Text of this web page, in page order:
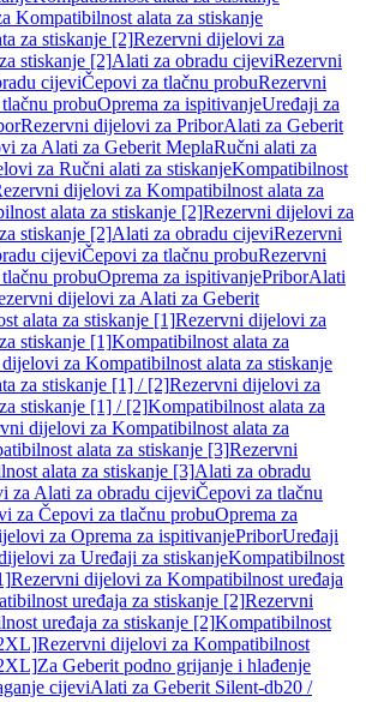
Kompatibilnost alata za stiskanje
za stiskanje [2]Rezervni dijelovi za
stiskanje [2]Alati za obradu cijeviRezervni
cijeviČepovi za tlačnu probuRezervni
probuOprema za ispitivanjeUređaji za
Rezervni dijelovi za PriborAlati za Geberit
za Alati za Geberit MeplaRučni alati za
za Ručni alati za stiskanjeKompatibilnost
dijelovi za Kompatibilnost alata za
alata za stiskanje [2]Rezervni dijelovi za
stiskanje [2]Alati za obradu cijeviRezervni
cijeviČepovi za tlačnu probuRezervni
probuOprema za ispitivanjePriborAlati
dijelovi za Alati za Geberit
alata za stiskanje [1]Rezervni dijelovi za
stiskanje [1]Kompatibilnost alata za
za Kompatibilnost alata za stiskanje
za stiskanje [1] / [2]Rezervni dijelovi za
stiskanje [1] / [2]Kompatibilnost alata za
dijelovi za Kompatibilnost alata za
alata za stiskanje [3]Rezervni
alata za stiskanje [3]Alati za obradu
za Alati za obradu cijeviČepovi za tlačnu
za Čepovi za tlačnu probuOprema za
za Oprema za ispitivanjePriborUređaji
za Uređaji za stiskanjeKompatibilnost
Rezervni dijelovi za Kompatibilnost uređaja
uređaja za stiskanje [2]Rezervni
uređaja za stiskanje [2]Kompatibilnost
Rezervni dijelovi za Kompatibilnost
Za Geberit podno grijanje i hlađenje
cijeviAlati za Geberit Silent-db20 /